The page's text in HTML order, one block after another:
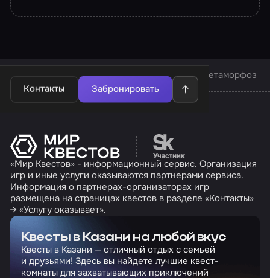
Контакты Забронировать
Квесты в Казани Квесты компании «BTB» Метаморфоз
Перейти на сайт
«Мир Квестов» - информационный сервис. Организация
игр и иные услуги оказываются партнерами сервиса.
Информация о партнерах-организаторах игр
размещена на страницах квестов в разделе «Контакты»
→ «Услугу оказывает».
Квесты в Казани на любой вкус
Квесты в Казани — отличный отдых с семьей
и друзьями! Здесь вы найдете лучшие квест-
комнаты для захватывающих приключений